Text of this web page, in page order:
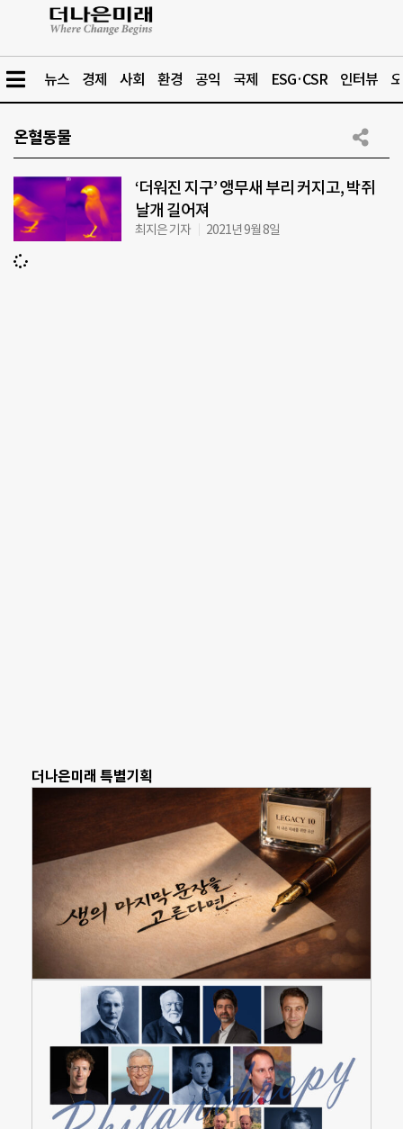
뉴스 경제 사회 환경 공익 국제 ESG·CSR 인터뷰
온혈동물
‘더워진 지구’ 앵무새 부리 커지고, 박쥐
날개 길어져
최지은 기자 2021년 9월 8일
더나은미래 특별기획